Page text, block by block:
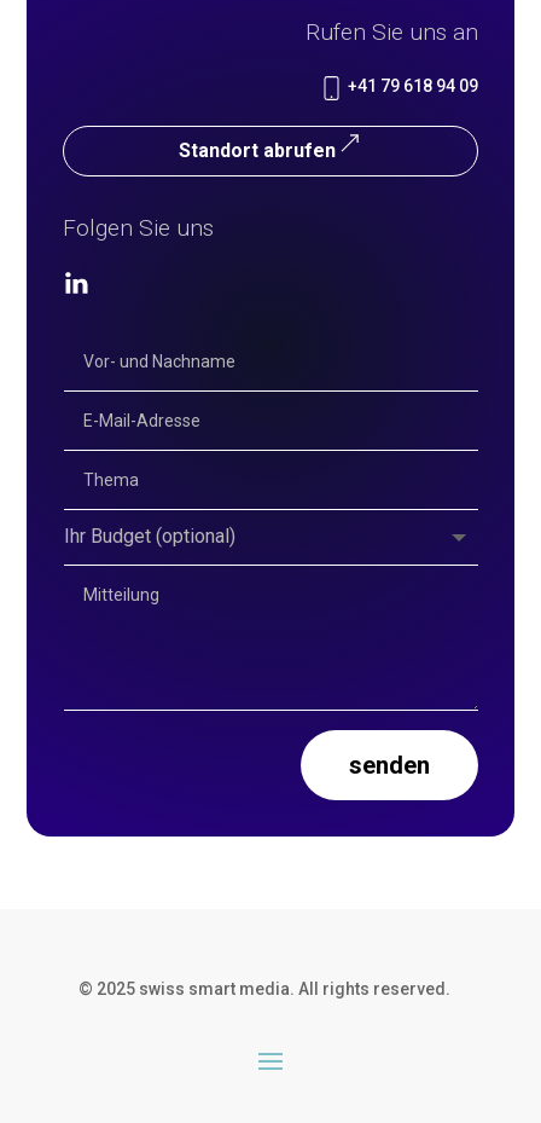
Rufen Sie uns an
+41 79 618 94 09
Standort abrufen
Folgen Sie uns
senden
© 2025 swiss smart media. All rights reserved.